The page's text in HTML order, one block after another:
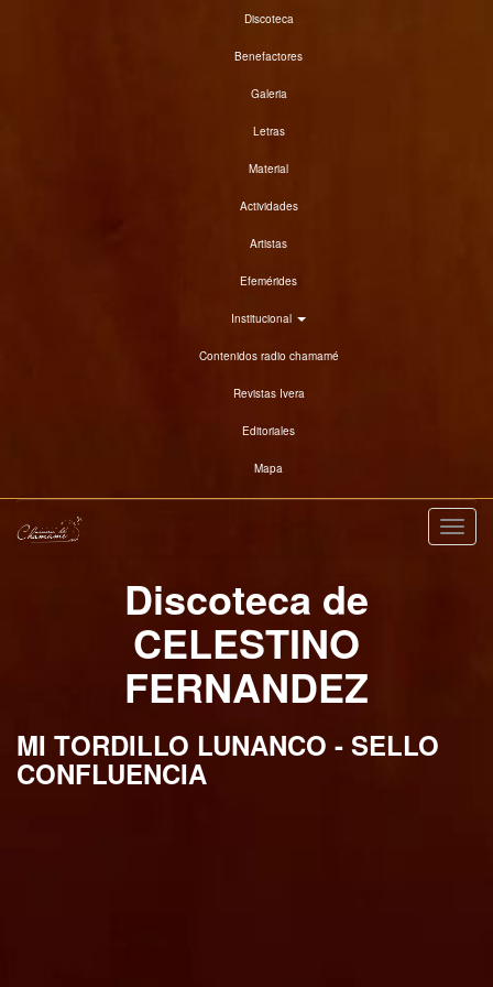
Discoteca
Benefactores
Galeria
Letras
Material
Actividades
Artistas
Efemérides
Institucional
Contenidos radio chamamé
Revistas Ivera
Editoriales
Mapa
Discoteca de
CELESTINO
FERNANDEZ
MI TORDILLO LUNANCO - SELLO
CONFLUENCIA